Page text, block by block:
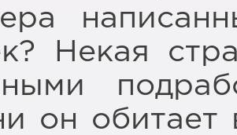
Некая
он обитает